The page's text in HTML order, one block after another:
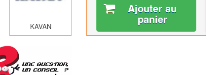
KAVAN
Ajouter au
panier